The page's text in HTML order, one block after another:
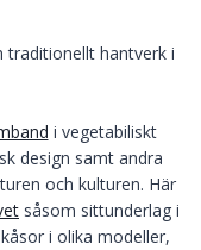
traditionellt hantverk i
i vegetabiliskt
design samt andra
och kulturen. Här
såsom sittunderlag i
i olika modeller,